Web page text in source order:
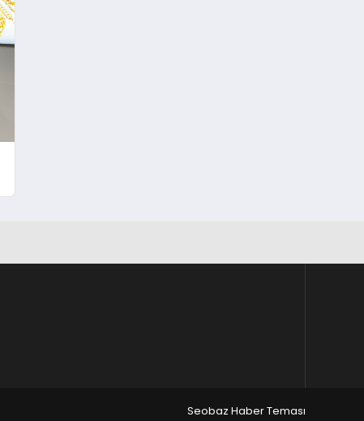
Seobaz Haber Teması